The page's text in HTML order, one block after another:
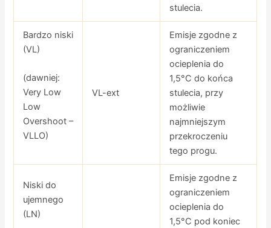
stulecia.
Bardzo niski
(VL)
(dawniej:
Very Low
Low
Overshoot –
VLLO)
VL-ext
Emisje zgodne z
ograniczeniem
ocieplenia do
1,5°C do końca
stulecia, przy
możliwie
najmniejszym
przekroczeniu
tego progu.
Niski do
ujemnego
(LN)
Emisje zgodne z
ograniczeniem
ocieplenia do
1,5°C pod koniec